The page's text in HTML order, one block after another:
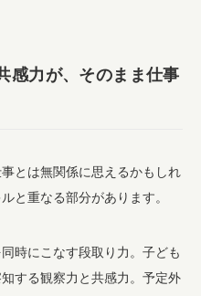
感力が、そのまま仕事
とは無関係に思えるかもしれ
と重なる部分があります。
時にこなす段取り力。子ども
する観察力と共感力。予定外